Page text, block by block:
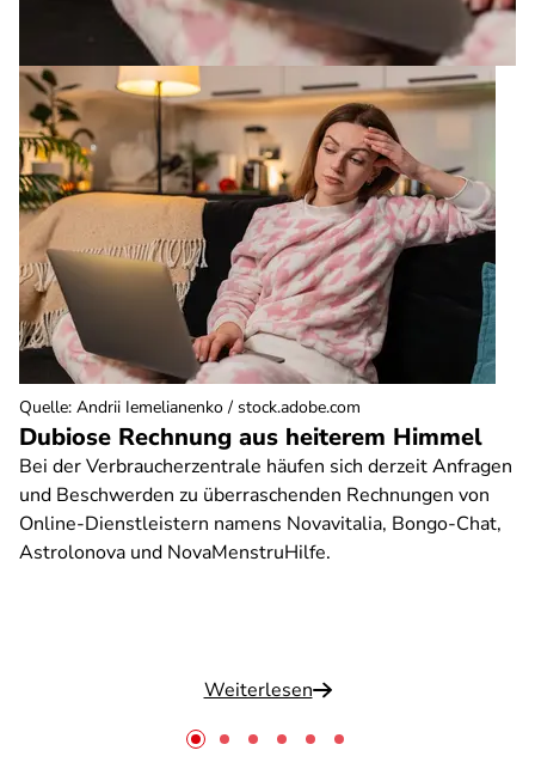
Dubiose Rechnung aus heiterem Himmel
Bei der Verbraucherzentrale häufen sich derzeit Anfragen
und Beschwerden zu überraschenden Rechnungen von
Online-Dienstleistern namens Novavitalia, Bongo-Chat,
Astrolonova und NovaMenstruHilfe.
Weiterlesen
Quelle: Andrii Iemelianenko / stock.adobe.com